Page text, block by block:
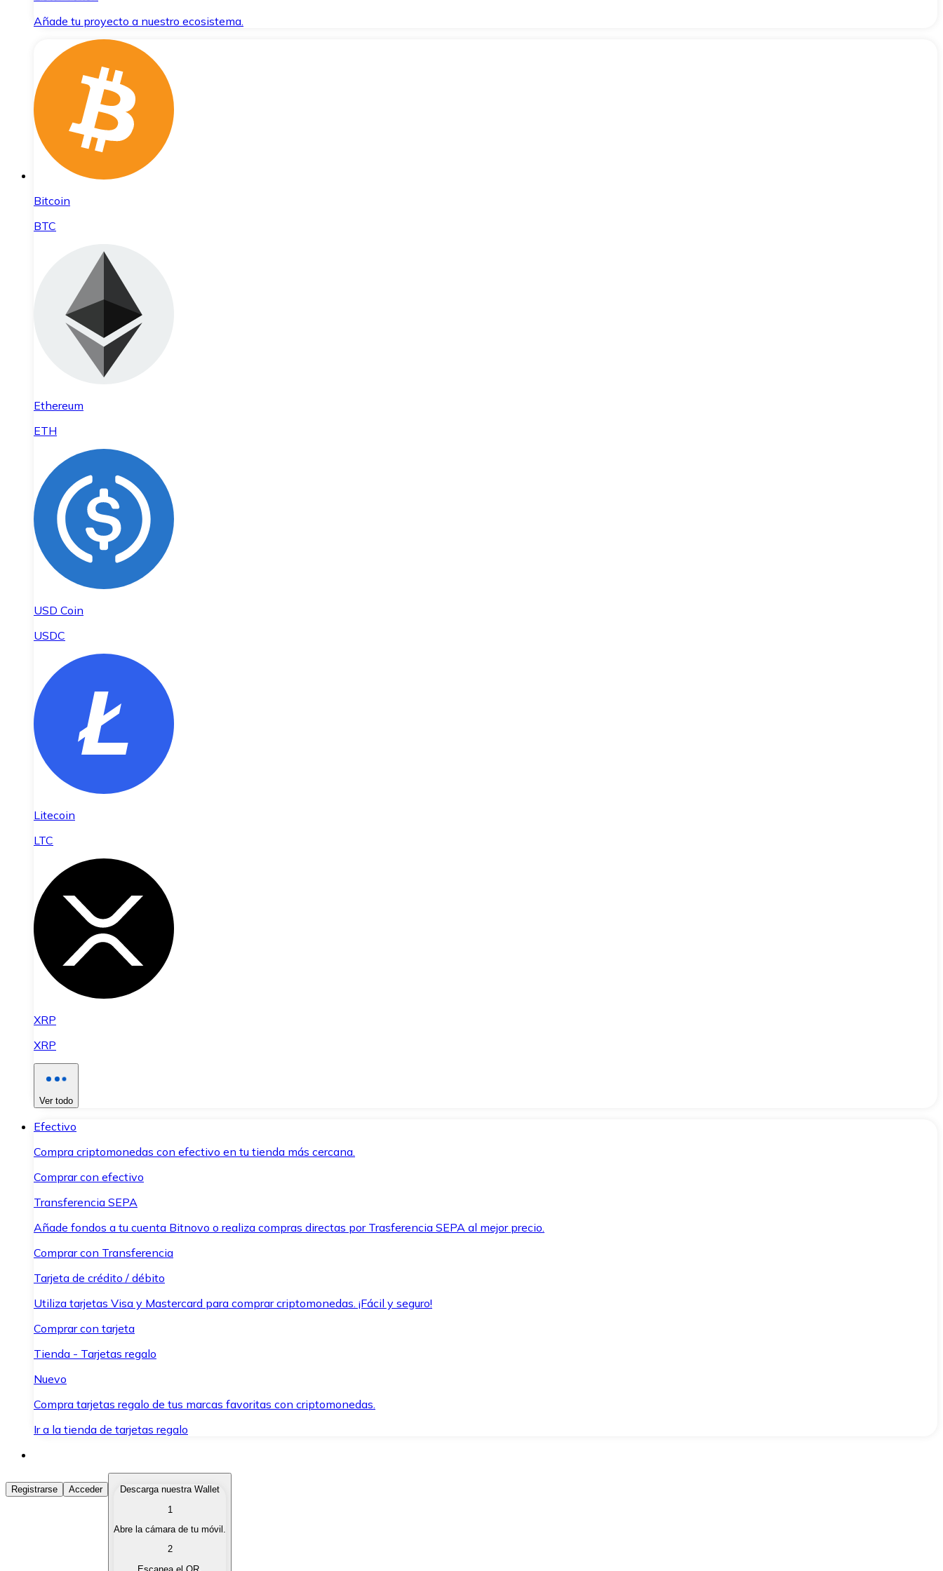
Añade tu proyecto a nuestro ecosistema.
Bitcoin
BTC
Ethereum
ETH
USD Coin
USDC
Litecoin
LTC
XRP
XRP
Ver todo
Efectivo
Compra criptomonedas con efectivo en tu tienda más cercana.
Comprar con efectivo
Transferencia SEPA
Añade fondos a tu cuenta Bitnovo o realiza compras directas por Trasferencia SEPA al mejor precio.
Comprar con Transferencia
Tarjeta de crédito / débito
Utiliza tarjetas Visa y Mastercard para comprar criptomonedas. ¡Fácil y seguro!
Comprar con tarjeta
Tienda - Tarjetas regalo
Nuevo
Compra tarjetas regalo de tus marcas favoritas con criptomonedas.
Ir a la tienda de tarjetas regalo
Comprar Criptomonedas
Compra criptomonedas con diferentes métodos de pago.
Vende tus criptomonedas de forma rápida y segura.
Registrarse Acceder
Descarga nuestra Wallet
1
Abre la cámara de tu móvil.
2